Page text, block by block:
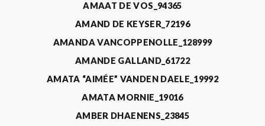
AMAAT DE VOS_94365
AMAND DE KEYSER_72196
AMANDA VANCOPPENOLLE_128999
AMANDE GALLAND_61722
AMATA “AIMÉE” VANDEN DAELE_19992
AMATA MORNIE_19016
AMBER DHAENENS_23845